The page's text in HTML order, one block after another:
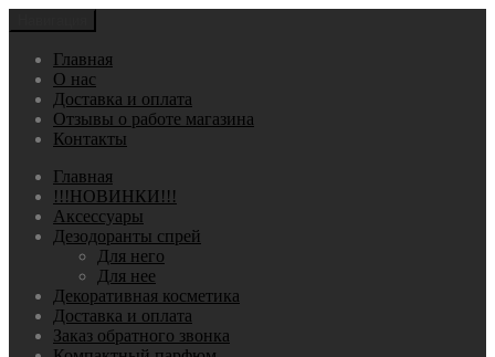
Главная
О нас
Доставка и оплата
Отзывы о работе магазина
Контакты
Главная
!!!НОВИНКИ!!!
Аксессуары
Дезодоранты спрей
Для него
Для нее
Декоративная косметика
Доставка и оплата
Заказ обратного звонка